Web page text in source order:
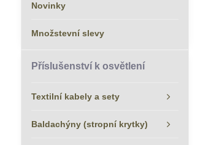
Novinky
Množstevní slevy
Příslušenství k osvětlení
Textilní kabely a sety
Baldachýny (stropní krytky)